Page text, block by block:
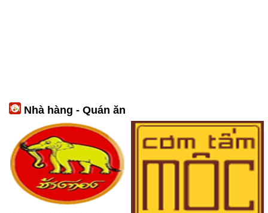
Nhà hàng - Quán ăn